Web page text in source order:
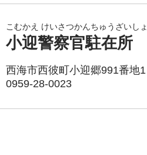
こむかえ けいさつかんちゅうざいしょ
小迎警察官駐在所
西海市西彼町小迎郷991番地1
0959-28-0023